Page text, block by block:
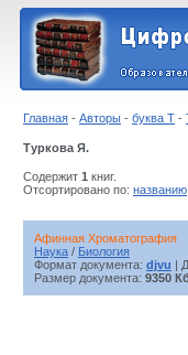
Главная - Авторы - буква Т -
Туркова Я.
Содержит 1 книг.
Отсортировано по: названию
Афинная Хроматография
Наука / Биология
Формат документа: djvu |
Размер документа: 9350